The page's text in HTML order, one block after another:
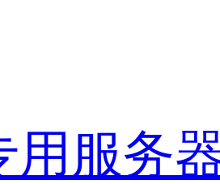
用服务